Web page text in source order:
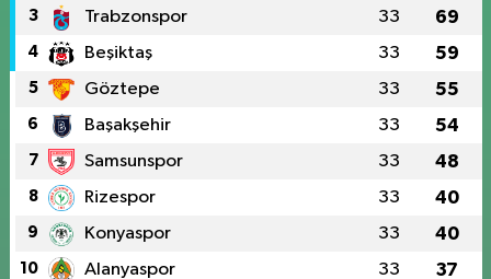
3 Trabzonspor 33 69
4 Beşiktaş 33 59
5 Göztepe 33 55
6 Başakşehir 33 54
7 Samsunspor 33 48
8 Rizespor 33 40
9 Konyaspor 33 40
10 Alanyaspor 33 37